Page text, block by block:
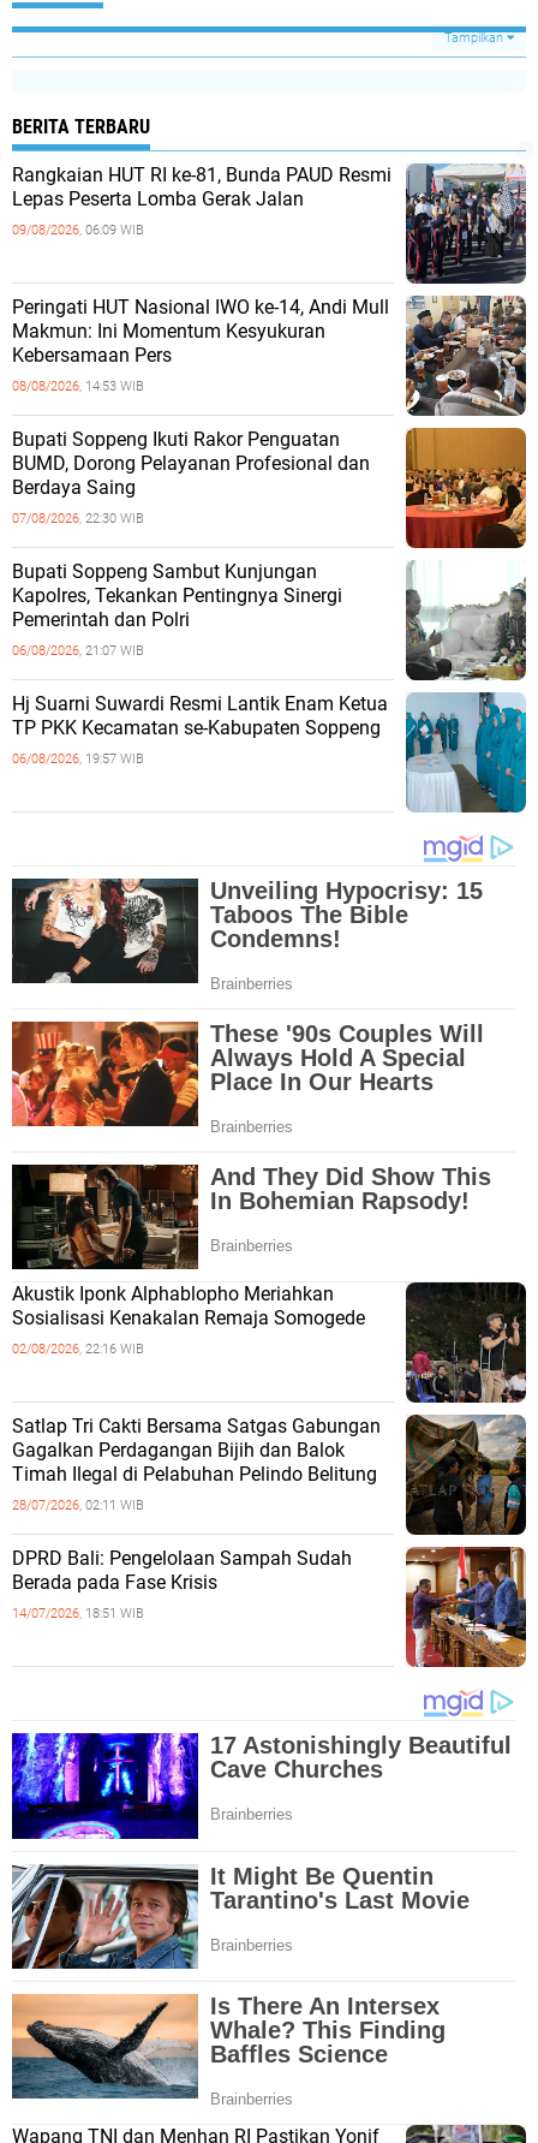
Tampilkan
BERITA TERBARU
Rangkaian HUT RI ke-81, Bunda PAUD Resmi
Lepas Peserta Lomba Gerak Jalan
09/08/2026, 06:09 WIB
Peringati HUT Nasional IWO ke-14, Andi Mull
Makmun: Ini Momentum Kesyukuran
Kebersamaan Pers
08/08/2026, 14:53 WIB
Bupati Soppeng Ikuti Rakor Penguatan
BUMD, Dorong Pelayanan Profesional dan
Berdaya Saing
07/08/2026, 22:30 WIB
Bupati Soppeng Sambut Kunjungan
Kapolres, Tekankan Pentingnya Sinergi
Pemerintah dan Polri
06/08/2026, 21:07 WIB
Hj Suarni Suwardi Resmi Lantik Enam Ketua
TP PKK Kecamatan se-Kabupaten Soppeng
06/08/2026, 19:57 WIB
Akustik Iponk Alphablopho Meriahkan
Sosialisasi Kenakalan Remaja Somogede
02/08/2026, 22:16 WIB
Satlap Tri Cakti Bersama Satgas Gabungan
Gagalkan Perdagangan Bijih dan Balok
Timah Ilegal di Pelabuhan Pelindo Belitung
28/07/2026, 02:11 WIB
DPRD Bali: Pengelolaan Sampah Sudah
Berada pada Fase Krisis
14/07/2026, 18:51 WIB
Wapang TNI dan Menhan RI Pastikan Yonif